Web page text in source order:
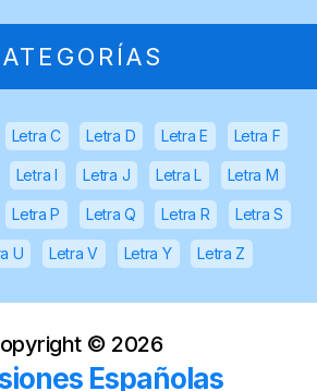
Letra C Letra D Letra E Letra F
Letra I Letra J Letra L Letra M
Letra P Letra Q Letra R Letra S
U Letra V Letra Y Letra Z
© 2026
Españolas